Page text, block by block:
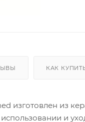
КАК
изготовлен из
и